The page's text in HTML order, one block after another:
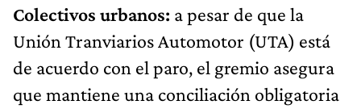
Colectivos urbanos: a pesar de que la
Unión Tranviarios Automotor (UTA) está
de acuerdo con el paro, el gremio asegura
que mantiene una conciliación obligatoria